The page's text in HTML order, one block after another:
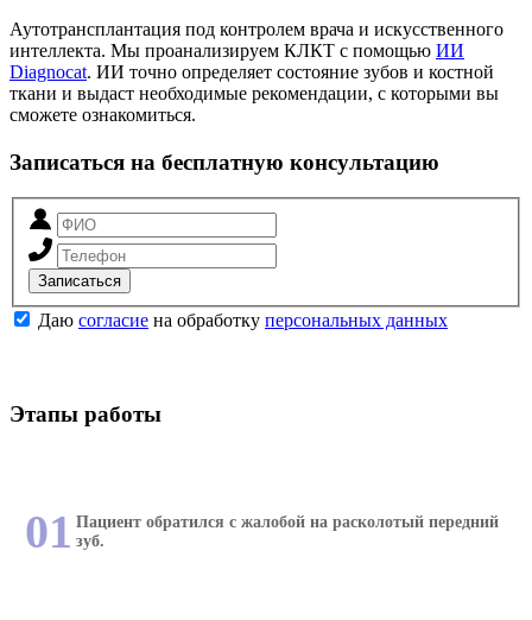
Аутотрансплантация под контролем врача и искусственного
интеллекта. Мы проанализируем КЛКТ с помощью ИИ
Diagnocat. ИИ точно определяет состояние зубов и костной
ткани и выдаст необходимые рекомендации, с которыми вы
сможете ознакомиться.
Записаться на бесплатную консультацию
Записаться
Даю согласие на обработку персональных данных
Этапы работы
01 Пациент обратился с жалобой на расколотый передний
зуб.